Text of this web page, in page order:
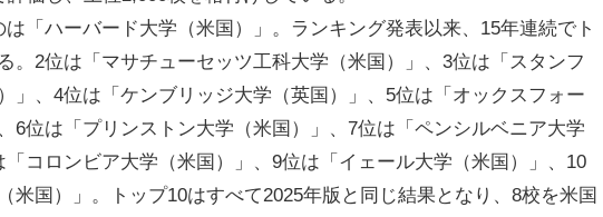
「ハーバード大学（米国）」。ランキング発表以来、15年連続でト
。2位は「マサチューセッツ工科大学（米国）」、3位は「スタンフ
」、4位は「ケンブリッジ大学（英国）」、5位は「オックスフォー
6位は「プリンストン大学（米国）」、7位は「ペンシルベニア大学
「コロンビア大学（米国）」、9位は「イェール大学（米国）」、10
米国）」。トップ10はすべて2025年版と同じ結果となり、8校を米国